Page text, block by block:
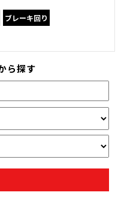
ブレーキ回り
ら探す